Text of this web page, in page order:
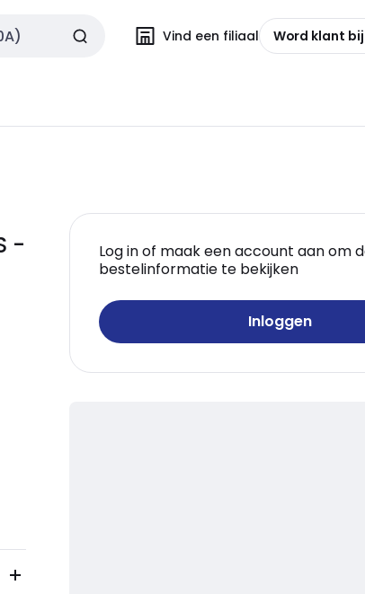
Vind een filiaal Word klant
-
Log in of maak een account aan om
bestelinformatie te bekijken
Inloggen